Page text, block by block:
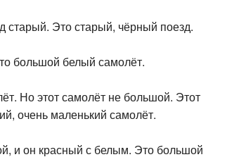
старый. Это старый, чёрный поезд.
большой белый самолёт.
Но этот самолёт не большой. Этот
очень маленький самолёт.
и он красный с белым. Это большой